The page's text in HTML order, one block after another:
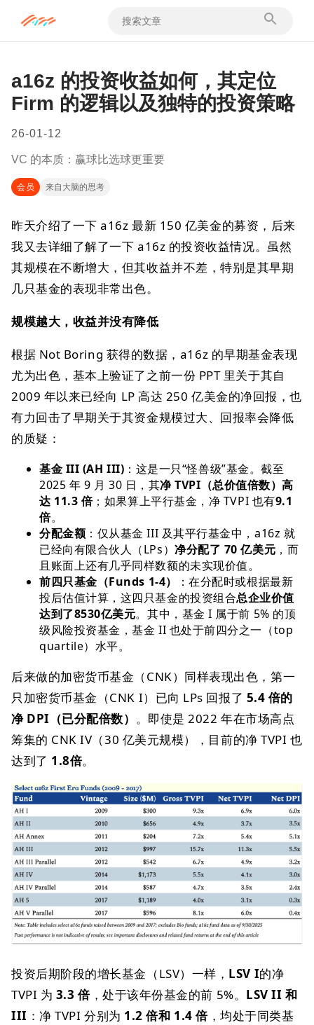
a16z 的投资收益如何，其定位
Firm 的逻辑以及独特的投资策略
26-01-12
VC 的本质：赢球比选球更重要
会员 来自大脑的思考
昨天介绍了一下 a16z 最新 150 亿美金的募资，后来
我又去详细了解了一下 a16z 的投资收益情况。虽然
其规模在不断增大，但其收益并不差，特别是其早期
几只基金的表现非常出色。
规模越大，收益并没有降低
根据 Not Boring 获得的数据，a16z 的早期基金表现
尤为出色，基本上验证了之前一份 PPT 里关于其自
2009 年以来已经向 LP 高达 250 亿美金的净回报，也
有力回击了早期关于其资金规模过大、回报率会降低
的质疑：
基金 III (AH III) ：这是一只“怪兽级”基金。截至
2025 年 9 月 30 日，其净 TVPI（总价值倍数）高
达 11.3 倍；如果算上平行基金，净 TVPI 也有9.1
倍。
分配金额 ：仅从基金 III 及其平行基金中，a16z 就
已经向有限合伙人（LPs）净分配了 70 亿美元 ，而
且账面上还有几乎同样数额的未实现价值。
前四只基金（Funds 1-4）
：在分配时或根据最新
投后估值计算，这四只基金的投资组合总企业价值
达到了8530亿美元。其中，基金 I 属于前 5% 的顶
级风险投资基金，基金 II 也处于前四分之一（top
quartile）水平。
后来做的加密货币基金（CNK）同样表现出色，第一
只加密货币基金（CNK I）已向 LPs 回报了 5.4 倍的
净 DPI（已分配倍数） 。即使是 2022 年在市场高点
筹集的 CNK IV（30 亿美元规模），目前的净 TVPI 也
达到了 1.8倍。
投资后期阶段的增长基金（LSV）一样， LSV I的净
TVPI 为 3.3 倍，处于该年份基金的前 5%。 LSV II 和
III ：净 TVPI 分别为 1.2 倍和 1.4 倍，均处于同类基